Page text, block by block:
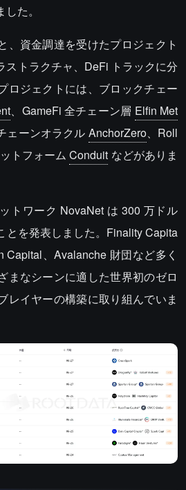
た。
、資金調達を受けたプロジェクト
ストラクチャ、DeFi トラックに分
ロジェクトには、ブロックチェー
、GameFi 全チェーン層 Elfin Met
ェーンオラクル AnchorZero、Roll
トフォームConduit などがありま
トワーク NovaNet は 300 万ドル
とを発表しました。Finality Capita
Capital、Avalanche 財団など多く
まなシーンに適した世界初のゼロ
レイヤーの構築に取り組んでいま